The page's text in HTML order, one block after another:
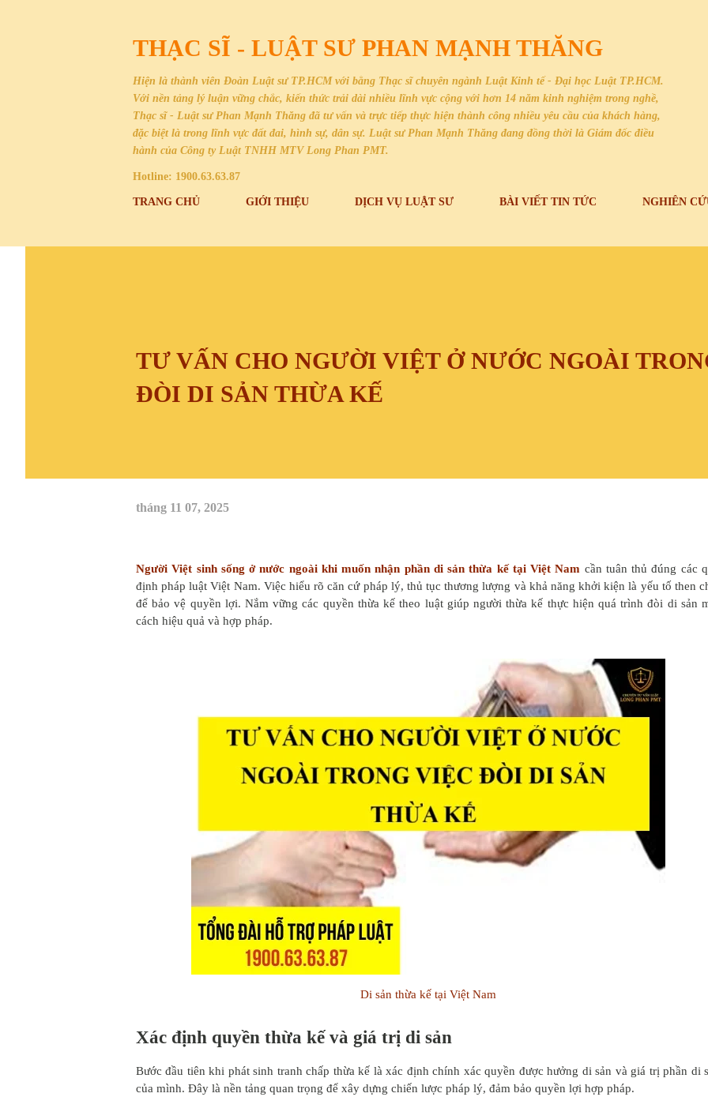
THẠC SĨ - LUẬT SƯ PHAN MẠNH THĂNG
Hiện là thành viên Đoàn Luật sư TP.HCM với bằng Thạc sĩ chuyên ngành Luật Kinh tế - Đại học Luật TP.HCM.
Với nền tảng lý luận vững chắc, kiến thức trải dài nhiều lĩnh vực cộng với hơn 14 năm kinh nghiệm trong nghề,
Thạc sĩ - Luật sư Phan Mạnh Thăng đã tư vấn và trực tiếp thực hiện thành công nhiều yêu cầu của khách hàng,
đặc biệt là trong lĩnh vực đất đai, hình sự, dân sự. Luật sư Phan Mạnh Thăng đang đồng thời là Giám đốc điều
hành của Công ty Luật TNHH MTV Long Phan PMT.
Hotline: 1900.63.63.87
TRANG CHỦ GIỚI THIỆU DỊCH VỤ LUẬT SƯ BÀI VIẾT TIN TỨC NGHIÊN
TƯ VẤN CHO NGƯỜI VIỆT Ở NƯỚC NGOÀI
ĐÒI DI SẢN THỪA KẾ
tháng 11 07, 2025
Người Việt sinh sống ở nước ngoài khi muốn nhận phần di sản thừa kế tại Việt Nam cần tuân thủ đúng các
định pháp luật Việt Nam. Việc hiểu rõ căn cứ pháp lý, thủ tục thương lượng và khả năng khởi kiện là yếu tố then
để bảo vệ quyền lợi. Nắm vững các quyền thừa kế theo luật giúp người thừa kế thực hiện quá trình đòi di sản
cách hiệu quả và hợp pháp.
Di sản thừa kế tại Việt Nam
Xác định quyền thừa kế và giá trị di sản
Bước đầu tiên khi phát sinh tranh chấp thừa kế là xác định chính xác quyền được hưởng di sản và giá trị phần di
của mình. Đây là nền tảng quan trọng để xây dựng chiến lược pháp lý, đảm bảo quyền lợi hợp pháp.